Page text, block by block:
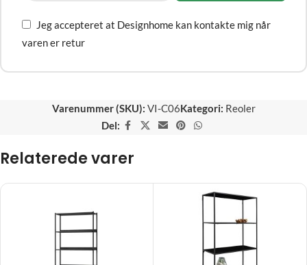
Jeg accepteret at Designhome kan kontakte mig når
varen er retur
Varenummer (SKU): VI-C06Kategori: Reoler
Del:
Relaterede varer